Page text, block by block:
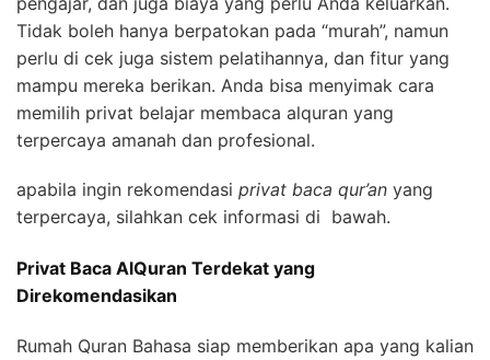
Tidak boleh hanya berpatokan pada “murah”, namun
perlu di cek juga sistem pelatihannya, dan fitur yang
mampu mereka berikan. Anda bisa menyimak cara
memilih privat belajar membaca alquran yang
terpercaya amanah dan profesional.
apabila ingin rekomendasi privat baca qur’an yang
terpercaya, silahkan cek informasi di bawah.
Privat Baca AlQuran Terdekat yang
Direkomendasikan
Rumah Quran Bahasa siap memberikan apa yang kalian